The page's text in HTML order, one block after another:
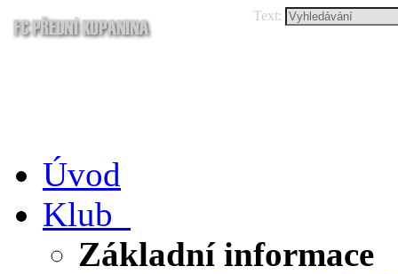
Text:
Úvod
Klub
Základní informace